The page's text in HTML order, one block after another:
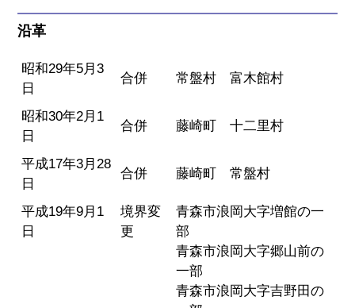
沿革
昭和29年5月3
日
合併 常盤村 富木館村
昭和30年2月1
日
合併 藤崎町 十二里村
平成17年3月28
日
合併 藤崎町 常盤村
平成19年9月1
日
境界変
更
青森市浪岡大字増館の一
部
青森市浪岡大字郷山前の
一部
青森市浪岡大字吉野田の